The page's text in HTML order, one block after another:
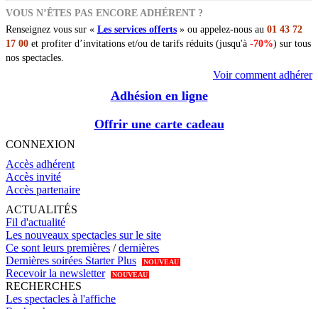
VOUS N’ÊTES PAS ENCORE ADHÉRENT ?
Renseignez vous sur « Les services offerts » ou appelez-nous au 01 43 72
17 00 et profiter d’invitations et/ou de tarifs réduits (jusqu'à -70%) sur tous
nos spectacles.
Voir comment adhérer
Adhésion en ligne
Offrir une carte cadeau
CONNEXION
Accès adhérent
Accès invité
Accès partenaire
ACTUALITÉS
Fil d'actualité
Les nouveaux spectacles sur le site
Ce sont leurs premières /dernières
Dernières soirées Starter Plus
NOUVEAU
Recevoir la newsletter NOUVEAU
RECHERCHES
Les spectacles à l'affiche